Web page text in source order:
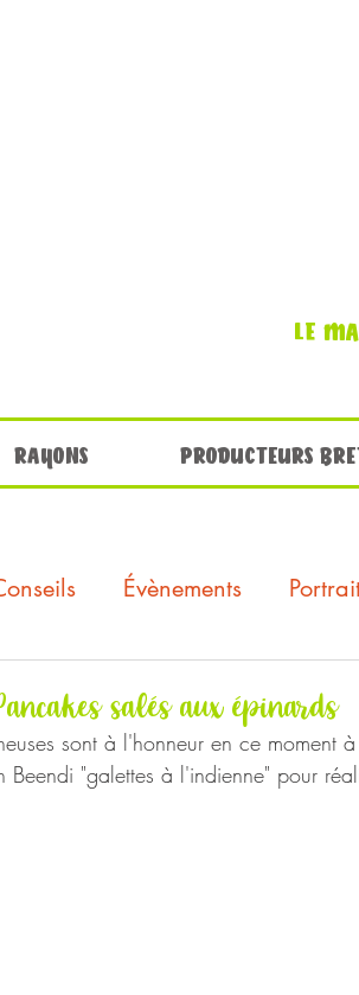
LE
RAYONS PRODUCTEURS
Évènements
salés aux épinards
sont à l'honneur en ce moment
Beendi "galettes à l'indienne" pour